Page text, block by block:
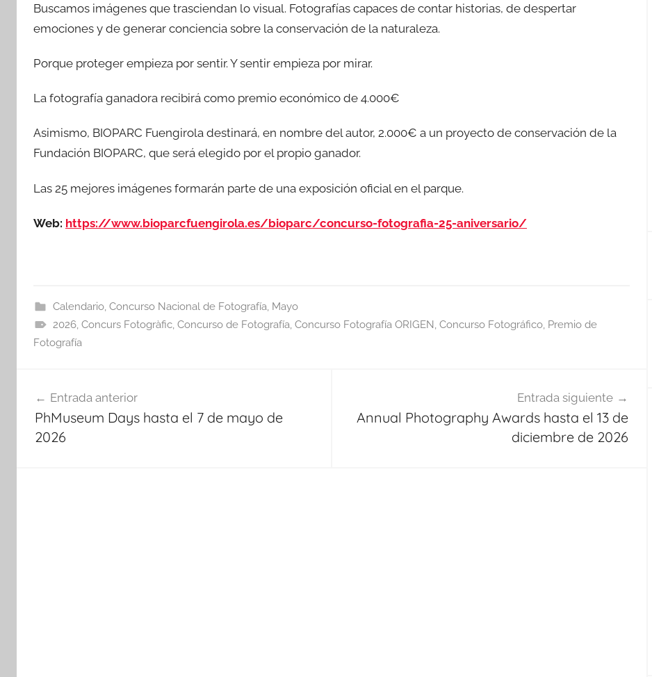
Buscamos imágenes que trasciendan lo visual. Fotografías capaces de contar historias, de despertar
emociones y de generar conciencia sobre la conservación de la naturaleza.
Porque proteger empieza por sentir. Y sentir empieza por mirar.
La fotografía ganadora recibirá como premio económico de 4.000€
Asimismo, BIOPARC Fuengirola destinará, en nombre del autor, 2.000€ a un proyecto de conservación de la
Fundación BIOPARC, que será elegido por el propio ganador.
Las 25 mejores imágenes formarán parte de una exposición oficial en el parque.
Web: https://www.bioparcfuengirola.es/bioparc/concurso-fotografia-25-aniversario/
Calendario, Concurso Nacional de Fotografía, Mayo
2026, Concurs Fotogràfic, Concurso de Fotografía, Concurso Fotografía ORIGEN, Concurso Fotográfico, Premio de
Fotografía
de
entradas
Entrada anterior
PhMuseum Days hasta el 7 de mayo de
2026
Entrada siguiente
Annual Photography Awards hasta el 13 de
diciembre de 2026